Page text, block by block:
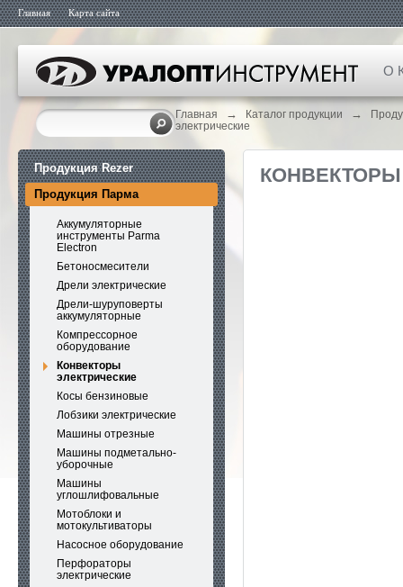
Главная Карта сайта
О
Главная → Каталог продукции →
электрические
Продукция Rezer
Продукция Парма
Аккумуляторные
инструменты Parma
Electron
Бетоносмесители
Дрели электрические
Дрели-шуруповерты
аккумуляторные
Компрессорное
оборудование
Конвекторы
электрические
Косы бензиновые
Лобзики электрические
Машины отрезные
Машины подметально-
уборочные
Машины
углошлифовальные
Мотоблоки и
мотокультиваторы
Насосное оборудование
Перфораторы
электрические